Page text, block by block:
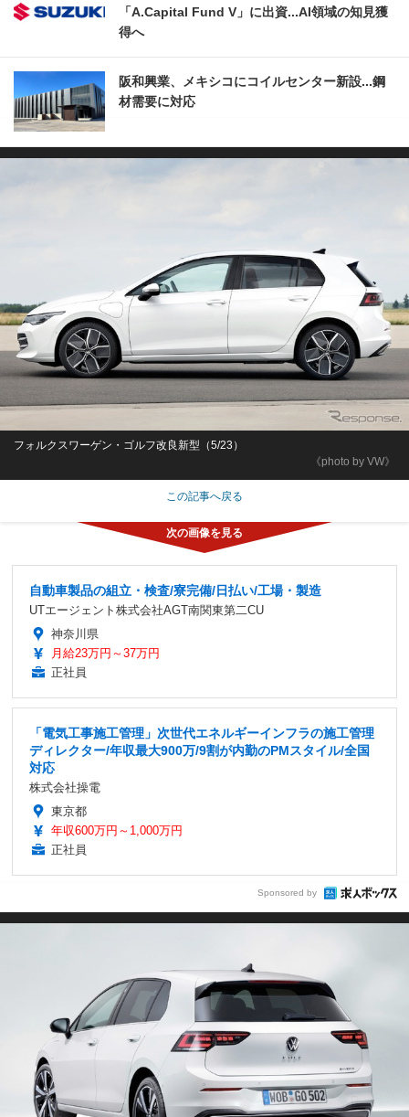
「A.Capital Fund V」に出資...AI領域の知見獲
得へ
阪和興業、メキシコにコイルセンター新設...鋼
材需要に対応
《photo by VW》
フォルクスワーゲン・ゴルフ改良新型（5/23）
この記事へ戻る
自動車製品の組立・検査/寮完備/日払い/工場・製造
UTエージェント株式会社AGT南関東第二CU
神奈川県
月給23万円～37万円
正社員
「電気工事施工管理」次世代エネルギーインフラの施工管理
ディレクター/年収最大900万/9割が内勤のPMスタイル/全国
対応
株式会社操電
東京都
年収600万円～1,000万円
正社員
Sponsored by